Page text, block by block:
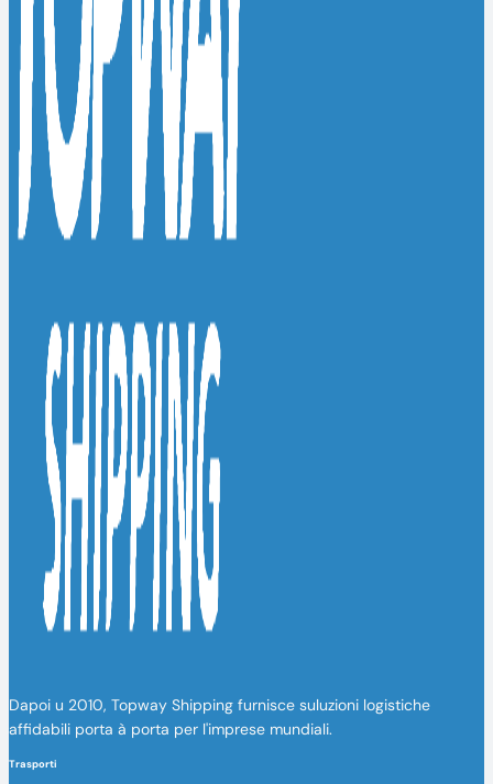
Dapoi u 2010, Topway Shipping furnisce suluzioni logistiche
affidabili porta à porta per l'imprese mundiali.
Trasporti